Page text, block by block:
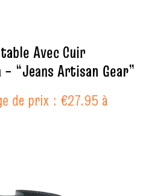
Avec Cuir
“Jeans Artisan Gear”
de prix : €27.95 à